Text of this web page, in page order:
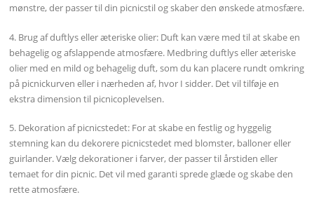
mønstre, der passer til din picnicstil og skaber den ønskede atmosfære.
4. Brug af duftlys eller æteriske olier: Duft kan være med til at skabe en
behagelig og afslappende atmosfære. Medbring duftlys eller æteriske
olier med en mild og behagelig duft, som du kan placere rundt omkring
på picnickurven eller i nærheden af, hvor I sidder. Det vil tilføje en
ekstra dimension til picnicoplevelsen.
5. Dekoration af picnicstedet: For at skabe en festlig og hyggelig
stemning kan du dekorere picnicstedet med blomster, balloner eller
guirlander. Vælg dekorationer i farver, der passer til årstiden eller
temaet for din picnic. Det vil med garanti sprede glæde og skabe den
rette atmosfære.